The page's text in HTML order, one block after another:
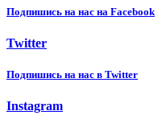
Подпишиcь на нас на Facebook
Twitter
Подпишиcь на нас в Twitter
Instagram